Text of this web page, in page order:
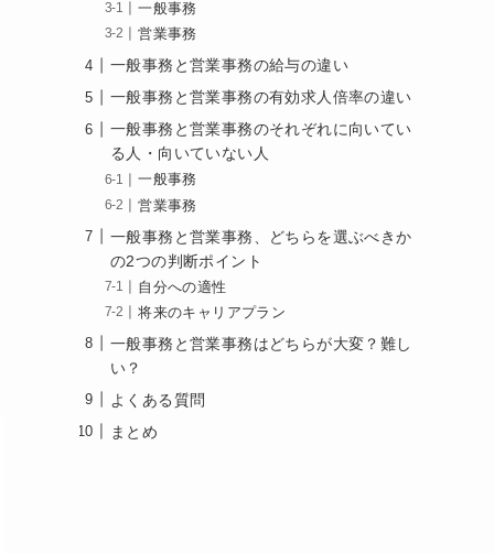
一般事務
営業事務
一般事務と営業事務の給与の違い
一般事務と営業事務の有効求人倍率の違い
一般事務と営業事務のそれぞれに向いてい
る人・向いていない人
一般事務
営業事務
一般事務と営業事務、どちらを選ぶべきか
の2つの判断ポイント
自分への適性
将来のキャリアプラン
一般事務と営業事務はどちらが大変？難し
い？
よくある質問
まとめ